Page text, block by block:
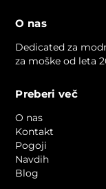
O nas
Dedicated za
za moške od leta
Preberi več
O nas
Kontakt
Pogoji
Navdih
Blog